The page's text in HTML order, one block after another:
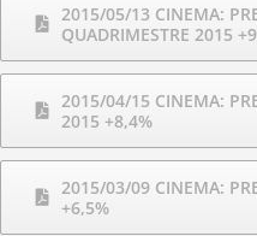
2015/05/13 CINEMA:
QUADRIMESTRE 2015
2015/04/15 CINEMA:
2015 +8,4%
2015/03/09 CINEMA:
+6,5%